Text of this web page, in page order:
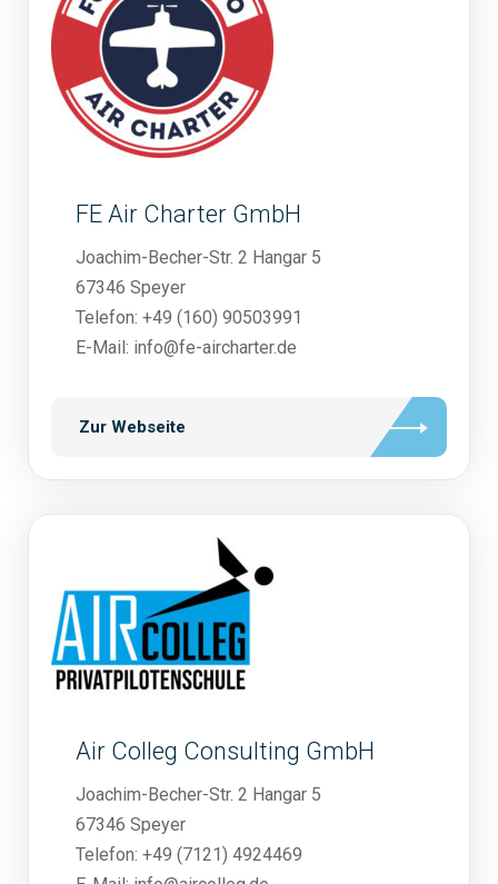
FE Air Charter GmbH
Joachim-Becher-Str. 2 Hangar 5
67346 Speyer
Telefon: +49 (160) 90503991
E-Mail: info@fe-aircharter.de
Zur Webseite
Air Colleg Consulting GmbH
Joachim-Becher-Str. 2 Hangar 5
67346 Speyer
Telefon: +49 (7121) 4924469